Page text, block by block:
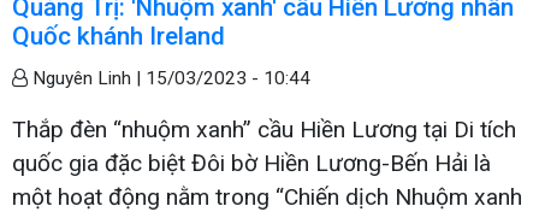
Quảng Trị: 'Nhuộm xanh' cầu Hiền Lương nhân
Quốc khánh Ireland
Nguyên Linh | 15/03/2023 - 10:44
Thắp đèn “nhuộm xanh” cầu Hiền Lương tại Di tích
quốc gia đặc biệt Đôi bờ Hiền Lương-Bến Hải là
một hoạt động nằm trong “Chiến dịch Nhuộm xanh